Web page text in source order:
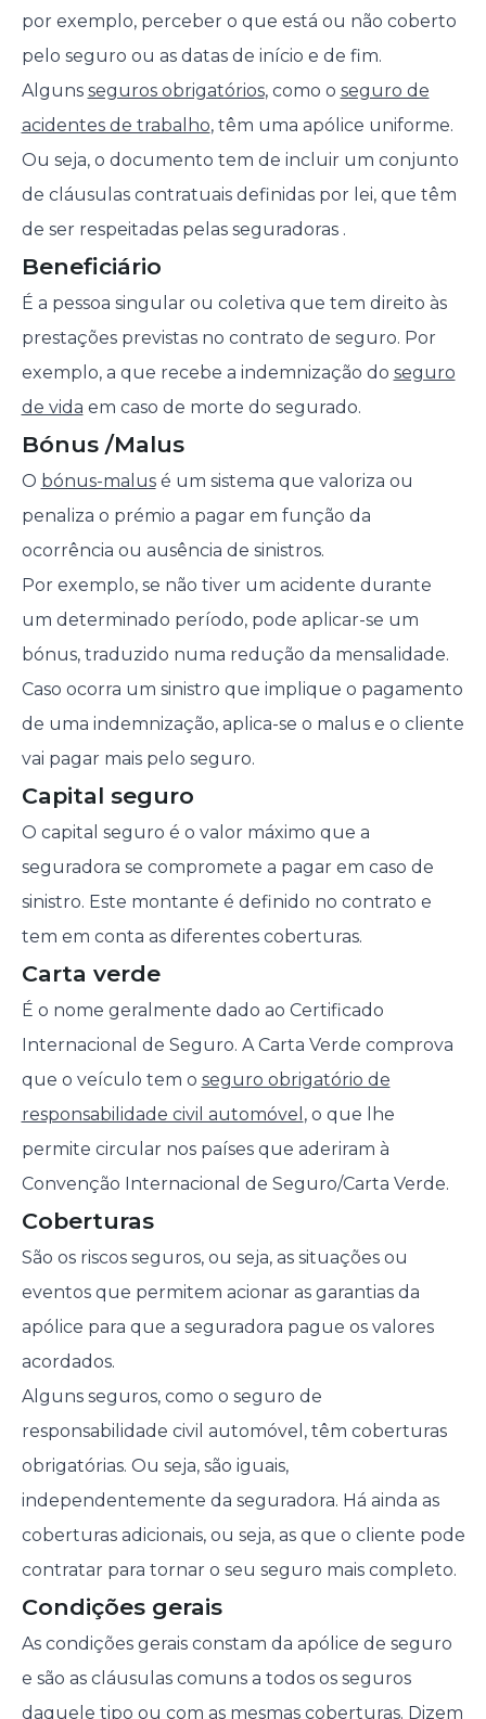
por exemplo, perceber o que está ou não coberto
pelo seguro ou as datas de início e de fim.
Alguns seguros obrigatórios, como o seguro de
acidentes de trabalho, têm uma apólice uniforme.
Ou seja, o documento tem de incluir um conjunto
de cláusulas contratuais definidas por lei, que têm
de ser respeitadas pelas seguradoras .
Beneficiário
É a pessoa singular ou coletiva que tem direito às
prestações previstas no contrato de seguro. Por
exemplo, a que recebe a indemnização do seguro
de vida em caso de morte do segurado.
Bónus /Malus
O bónus-malusé um sistema que valoriza ou
penaliza o prémio a pagar em função da
ocorrência ou ausência de sinistros.
Por exemplo, se não tiver um acidente durante
um determinado período, pode aplicar-se um
bónus, traduzido numa redução da mensalidade.
Caso ocorra um sinistro que implique o pagamento
de uma indemnização, aplica-se o malus e o cliente
vai pagar mais pelo seguro.
Capital seguro
O capital seguro é o valor máximo que a
seguradora se compromete a pagar em caso de
sinistro. Este montante é definido no contrato e
tem em conta as diferentes coberturas.
Carta verde
É o nome geralmente dado ao Certificado
Internacional de Seguro. A Carta Verde comprova
que o veículo tem o seguro obrigatório de
responsabilidade civil automóvel , o que lhe
permite circular nos países que aderiram à
Convenção Internacional de Seguro/Carta Verde.
Coberturas
São os riscos seguros, ou seja, as situações ou
eventos que permitem acionar as garantias da
apólice para que a seguradora pague os valores
acordados.
Alguns seguros, como o seguro de
responsabilidade civil automóvel, têm coberturas
obrigatórias. Ou seja, são iguais,
independentemente da seguradora. Há ainda as
coberturas adicionais, ou seja, as que o cliente pode
contratar para tornar o seu seguro mais completo.
Condições gerais
As condições gerais constam da apólice de seguro
e são as cláusulas comuns a todos os seguros
daquele tipo ou com as mesmas coberturas. Dizem